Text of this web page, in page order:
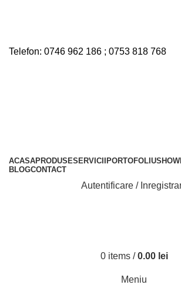
Telefon: 0746 962 186 ; 0753 818 768
ACASAPRODUSESERVICII PORTOFOLIU
BLOGCONTACT
Autentificare /
0 items / 0.00 lei
Meniu